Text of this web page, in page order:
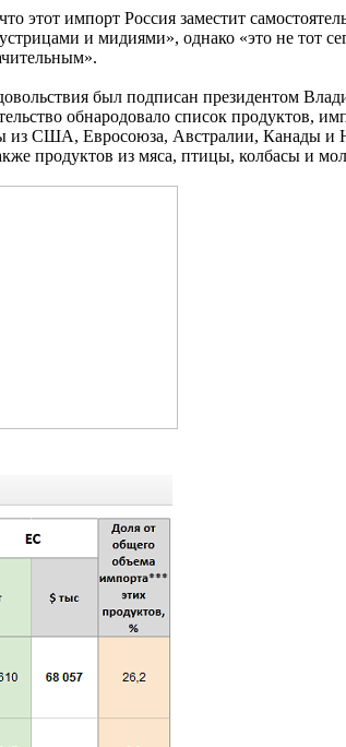
этот импорт Россия заместит
и мидиями», однако «это не тот
был подписан президентом
обнародовало список продуктов,
из США, Евросоюза, Австралии, Канады и
продуктов из мяса, птицы, колбасы и